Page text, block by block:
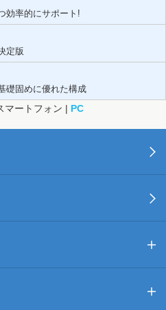
効率的にサポート!
定版
礎固めに優れた構成
マートフォン | PC